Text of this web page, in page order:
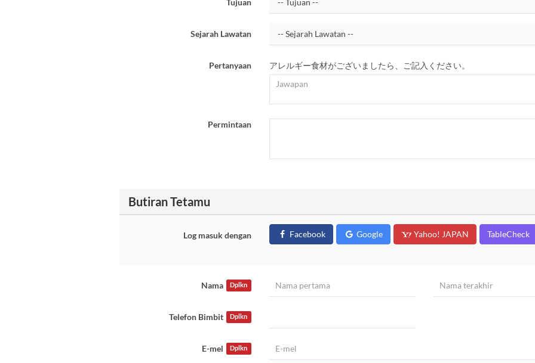
Sejarah Lawatan
Pertanyaan アレルギー食材がございましたら、ご記入ください。
Permintaan
Butiran Tetamu
Log masuk dengan Facebook Google Yahoo! JAPAN TableCheck
Nama Dplkn
Telefon Bimbit Dplkn
E-mel Dplkn